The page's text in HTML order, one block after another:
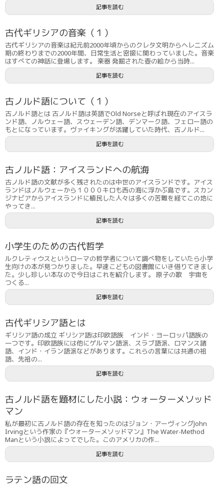
記事を読む
古代ギリシアの音楽（１）
古代ギリシアの音楽は紀元前2000年頃からのクレタ文明からヘレニズム
期の終わりまでの2000年間、日常生活と密接に関わっていました。音楽
はすべての神話に登場します。 楽器 発掘された壺の絵から当時...
記事を読む
古ノルド語について（１）
古ノルド語とは 古ノルド語は英語でOld Norseと呼ばれ現在のアイスラ
ンド語、ノルウェー語、スウェーデン語、デンマーク語、フェロー語の
もとになっています。ヴァイキングが活躍していた時代、古ノルド...
記事を読む
古ノルド語：アイスランドへの航海
古ノルド語の文献が多く残されたのは中世のアイスランドです。アイス
ランドはノルウェーから１０００キロも西の海に浮かぶ島です。スカン
ジナビアからアイスランドに植民した人々は多くの苦難を経てこの地に
やってき...
記事を読む
小学生のための古代哲学
ルクレティウスというローマの哲学者について調べ物をしていたら小学
生向けの本が見つかりました。早速こどもの図書館にいき借りてきまし
た。少し珍しい本なので今日はこれを紹介します。 原子の歌 宇宙を
つくる...
記事を読む
古代ギリシア語とは
ギリシア語の成立 ギリシア語は印欧語族 インド・ヨーロッパ語族の
一つです。印欧語族には他にゲルマン語派、スラブ語派、ロマンス諸
語、インド・イラン語派などがあります。これらの言葉には共通の祖
語、先祖の...
記事を読む
古ノルド語を題材にした小説：ウォーターメソッド
マン
私が最初に古ノルド語の存在を知ったのはジョン・アーヴィングJohn
Irvingという作家の『ウォーターメソッドマン』The Water-Method
Manという小説によってでした。このアメリカの作...
記事を読む
ラテン語の回文